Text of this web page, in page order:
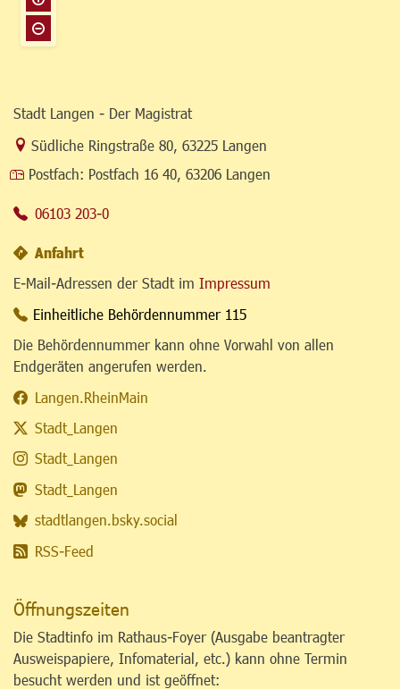
Stadt Langen - Der Magistrat
Link zur Google-Maps Navigation
Südliche Ringstraße 80, 63225 Langen
Postfach: Postfach 16 40, 63206 Langen
06103 203-0
Anfahrt
E-Mail-Adressen der Stadt im Impressum
Einheitliche Behördennummer 115
Die Behördennummer kann ohne Vorwahl von allen
Endgeräten angerufen werden.
Langen.RheinMain
Stadt_Langen
Stadt_Langen
Stadt_Langen
stadtlangen.bsky.social
RSS-Feed
Öffnungszeiten
Die Stadtinfo im Rathaus-Foyer (Ausgabe beantragter
Ausweispapiere, Infomaterial, etc.) kann ohne Termin
besucht werden und ist geöffnet: